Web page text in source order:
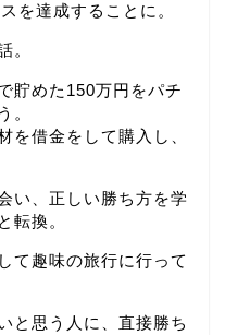
を達成することに。
。
貯めた150万円をパチ
。
を借金をして購入し、
い、正しい勝ち方を学
転換。
て趣味の旅行に行って
と思う人に、直接勝ち